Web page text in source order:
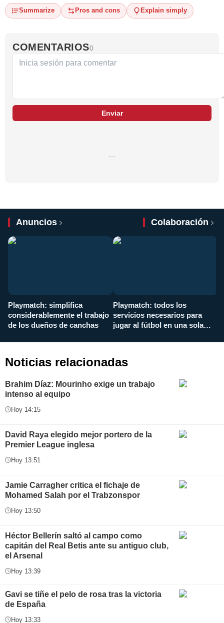
Summarize Pros and cons Explain simply
COMENTARIOS0
Enviar
Anuncios Colaboración
Playmatch: simplifica
considerablemente el trabajo
de los dueños de canchas
Playmatch: todos los
servicios necesarios para
jugar al fútbol en una sola
Noticias relacionadas
Brahim Díaz: Mourinho exige un trabajo
intenso al equipo
Hoy 14:15
David Raya elegido mejor portero de la
Premier League inglesa
Hoy 13:51
Jamie Carragher critica el fichaje de
Mohamed Salah por el Trabzonspor
Hoy 13:50
Héctor Bellerín saltó al campo como
capitán del Real Betis ante su antiguo club,
el Arsenal
Hoy 13:39
Gavi se tiñe el pelo de rosa tras la victoria
de España
Hoy 13:33